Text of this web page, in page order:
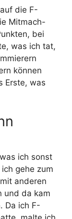
die F-
Mitmach-
bei
was ich tat,
können
Erste, was
ich sonst
gehe zum
anderen
und da kam
Da ich F-